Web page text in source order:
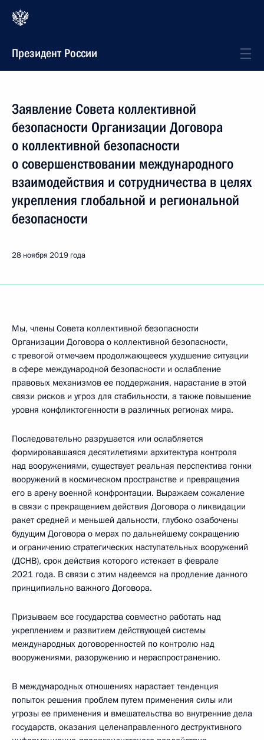
Президент России
Заявление Совета коллективной
безопасности Организации Договора
о коллективной безопасности
о совершенствовании международного
взаимодействия и сотрудничества в целях
укрепления глобальной и региональной
безопасности
28 ноября 2019 года
Мы, члены Совета коллективной безопасности
Организации Договора о коллективной безопасности,
с тревогой отмечаем продолжающееся ухудшение ситуации
в сфере международной безопасности и ослабление
правовых механизмов ее поддержания, нарастание в этой
связи рисков и угроз для стабильности, а также повышение
уровня конфликтогенности в различных регионах мира.
Последовательно разрушается или ослабляется
формировавшаяся десятилетиями архитектура контроля
над вооружениями, существует реальная перспектива гонки
вооружений в космическом пространстве и превращения
его в арену военной конфронтации. Выражаем сожаление
в связи с прекращением действия Договора о ликвидации
ракет средней и меньшей дальности, глубоко озабочены
будущим Договора о мерах по дальнейшему сокращению
и ограничению стратегических наступательных вооружений
(ДСНВ), срок действия которого истекает в феврале
2021 года. В связи с этим надеемся на продление данного
принципиально важного Договора.
Призываем все государства совместно работать над
укреплением и развитием действующей системы
международных договоренностей по контролю над
вооружениями, разоружению и нераспространению.
В международных отношениях нарастает тенденция
попыток решения проблем путем применения силы или
угрозы ее применения и вмешательства во внутренние дела
государств, оказания целенаправленного деструктивного